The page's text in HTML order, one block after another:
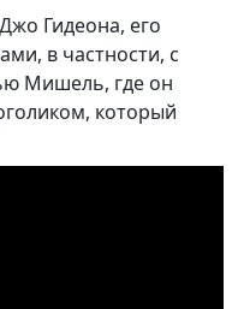
Гидеона, его
в частности, с
Мишель, где он
который